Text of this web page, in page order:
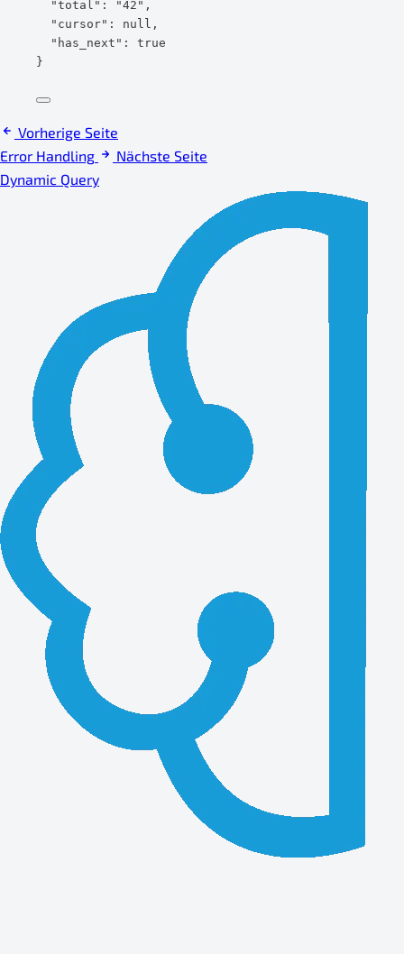
"total" : "42 " ,
"cursor" : null ,
"has_next" : true
}
Vorherige Seite
Error Handling
Nächste Seite
Dynamic Query